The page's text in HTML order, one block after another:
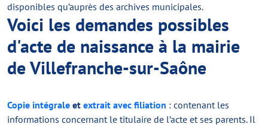
disponibles qu’auprès des archives municipales.
Voici les demandes possibles
d'acte de naissance à la mairie
de Villefranche-sur-Saône
Copie intégrale et extrait avec filiation : contenant les
informations concernant le titulaire de l’acte et ses parents. Il